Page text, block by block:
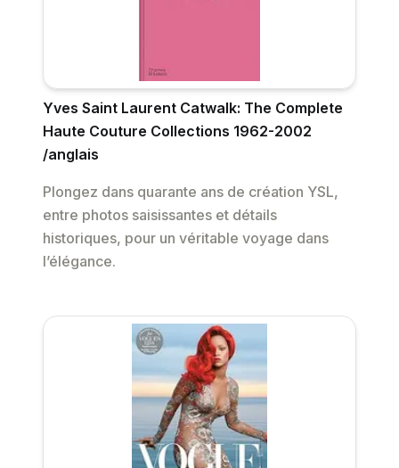
Yves Saint Laurent Catwalk: The Complete
Haute Couture Collections 1962-2002
/anglais
Plongez dans quarante ans de création YSL,
entre photos saisissantes et détails
historiques, pour un véritable voyage dans
l’élégance.